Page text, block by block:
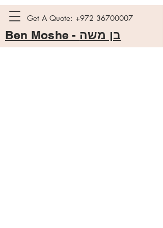
Get A Quote: +972 36700007
Ben Moshe - בן משה